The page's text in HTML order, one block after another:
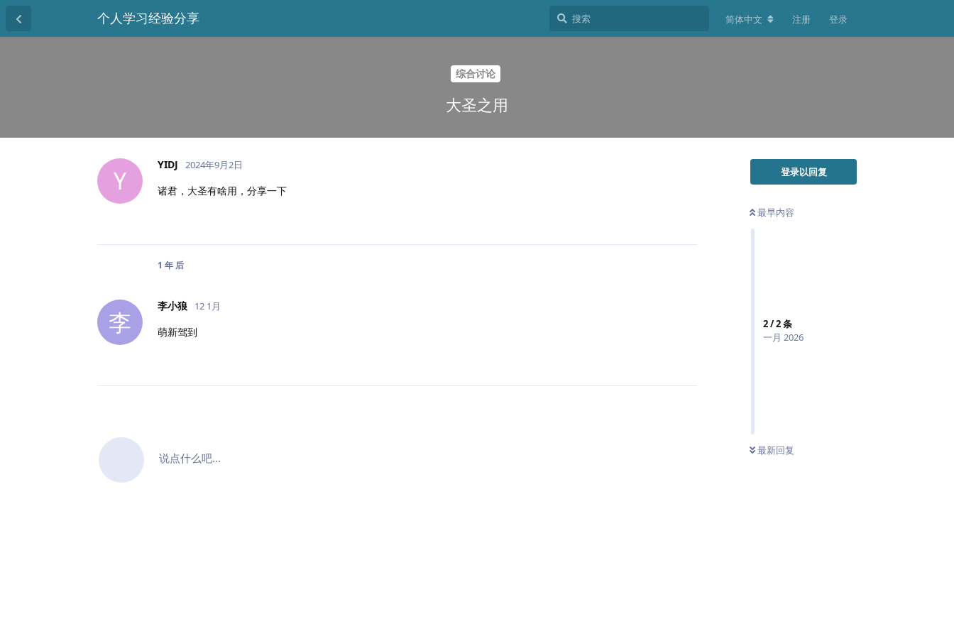
个人学习经验分享 简体中文 注册 登录
综合讨论
大圣之用
登录以回复
最早内容
2/2条
一月 2026
最新回复
Y
YIDJ 2024年9月2日
诸君，大圣有啥用，分享一下
1 年 后
李
李小狼 12 1月
萌新驾到
说点什么吧...